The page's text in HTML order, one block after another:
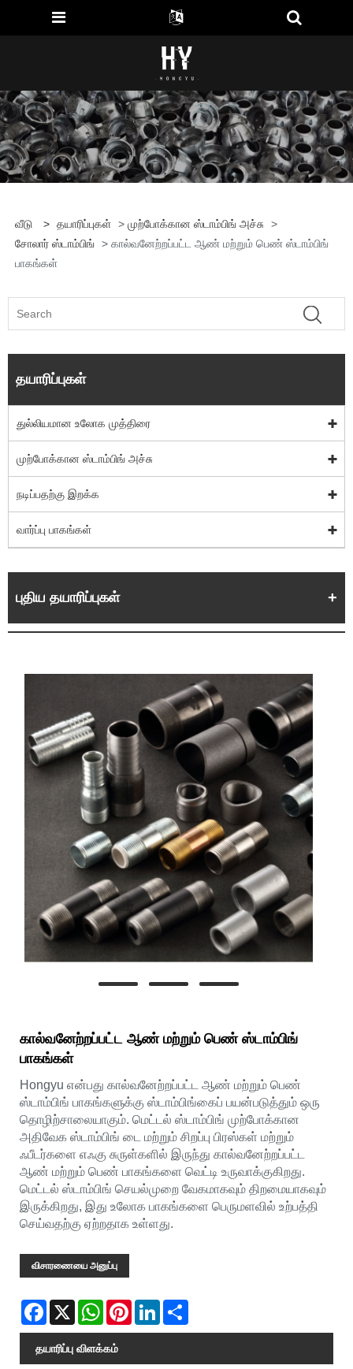
வீடு > தயாரிப்புகள் > முற்போக்கான ஸ்டாம்பிங் அச்சு
>
சோலார் ஸ்டாம்பிங்
> கால்வனேற்றப்பட்ட ஆண் மற்றும் பெண் ஸ்டாம்பிங்
பாகங்கள்
தயாரிப்புகள்
துல்லியமான உலோக முத்திரை
முற்போக்கான ஸ்டாம்பிங் அச்சு
நடிப்பதற்கு இறக்க
வார்ப்பு பாகங்கள்
புதிய தயாரிப்புகள்
கால்வனேற்றப்பட்ட ஆண் மற்றும் பெண் ஸ்டாம்பிங்
பாகங்கள்
Hongyu என்பது கால்வனேற்றப்பட்ட ஆண் மற்றும் பெண்
ஸ்டாம்பிங் பாகங்களுக்கு ஸ்டாம்பிங்கைப் பயன்படுத்தும் ஒரு
தொழிற்சாலையாகும். மெட்டல் ஸ்டாம்பிங் முற்போக்கான
அதிவேக ஸ்டாம்பிங் டை மற்றும் சிறப்பு பிரஸ்கள் மற்றும்
ஃபீடர்களை எஃகு சுருள்களில் இருந்து கால்வனேற்றப்பட்ட
ஆண் மற்றும் பெண் பாகங்களை வெட்டி உருவாக்குகிறது.
மெட்டல் ஸ்டாம்பிங் செயல்முறை வேகமாகவும் திறமையாகவும்
இருக்கிறது, இது உலோக பாகங்களை பெருமளவில் உற்பத்தி
செய்வதற்கு ஏற்றதாக உள்ளது.
விசாரணையை அனுப்பு
Facebook
X WhatsAppPinterestLinkedIn
தயாரிப்பு விளக்கம்